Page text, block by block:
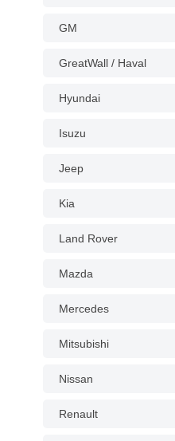
GM
GreatWall / Haval
Hyundai
Isuzu
Jeep
Kia
Land Rover
Mazda
Mercedes
Mitsubishi
Nissan
Renault